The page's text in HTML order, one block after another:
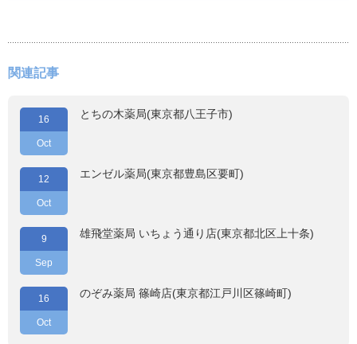
関連記事
16
Oct
とちの木薬局(東京都八王子市)
12
Oct
エンゼル薬局(東京都豊島区要町)
9
Sep
雄飛堂薬局 いちょう通り店(東京都北区上十条)
16
Oct
のぞみ薬局 篠崎店(東京都江戸川区篠崎町)